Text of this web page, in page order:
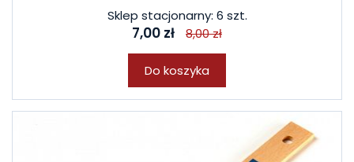
Sklep stacjonarny: 6 szt.
7,00 zł 8,00 zł
Do koszyka